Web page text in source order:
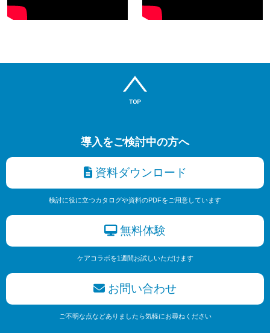
導入をご検討中の方へ
資料ダウンロード
検討に役に立つカタログや資料のPDFをご用意しています
無料体験
ケアコラボを1週間お試しいただけます
お問い合わせ
ご不明な点などありましたら気軽にお尋ねください